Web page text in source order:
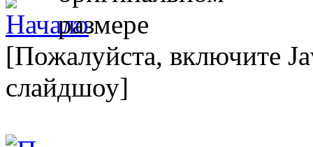
[Пожалуйста, включите
слайдшоу]